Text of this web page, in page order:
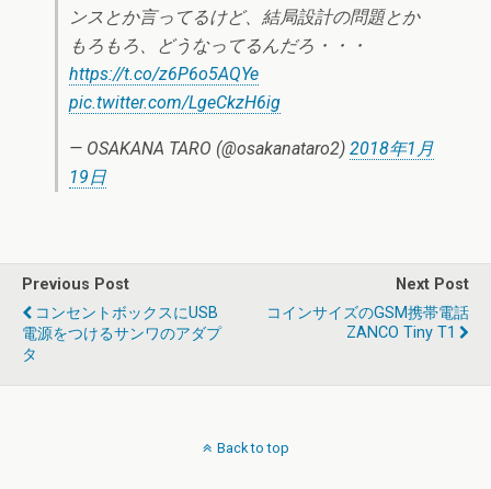
ンスとか言ってるけど、結局設計の問題とか
もろもろ、どうなってるんだろ・・・
https://t.co/z6P6o5AQYe
pic.twitter.com/LgeCkzH6ig
— OSAKANA TARO (@osakanataro2) 2018年1月
19日
Previous Post
コンセントボックスにUSB
電源をつけるサンワのアダプ
タ
Next Post
コインサイズのGSM携帯電話
ZANCO Tiny T1
Back to top